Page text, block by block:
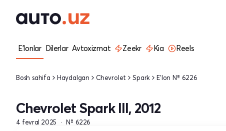
E'lonlar Dilerlar Avtoxizmat Zeekr Kia Reels
Bosh sahifa Haydalgan Chevrolet Spark E'lon № 6226
Chevrolet Spark III, 2012
4 fevral 2025 № 6226